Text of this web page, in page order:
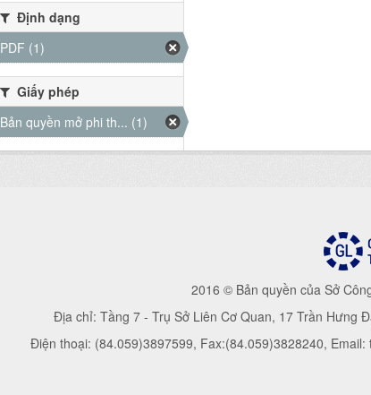
Định dạng
PDF (1)
Giấy phép
Bản quyền mở phi th... (1)
2016 © Bản quyền của Sở
Địa chỉ: Tầng 7 - Trụ Sở Liên Cơ Quan, 17 Trần Hưng
Điện thoại: (84.059)3897599, Fax:(84.059)3828240, Email: